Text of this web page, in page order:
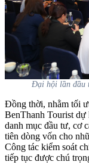
Đại hội lần đầu
Đồng thời, nhằm tối
BenThanh Tourist dự
danh mục đầu tư, cơ
tiên dòng vốn cho
Công tác kiểm soát
tiếp tục được chú